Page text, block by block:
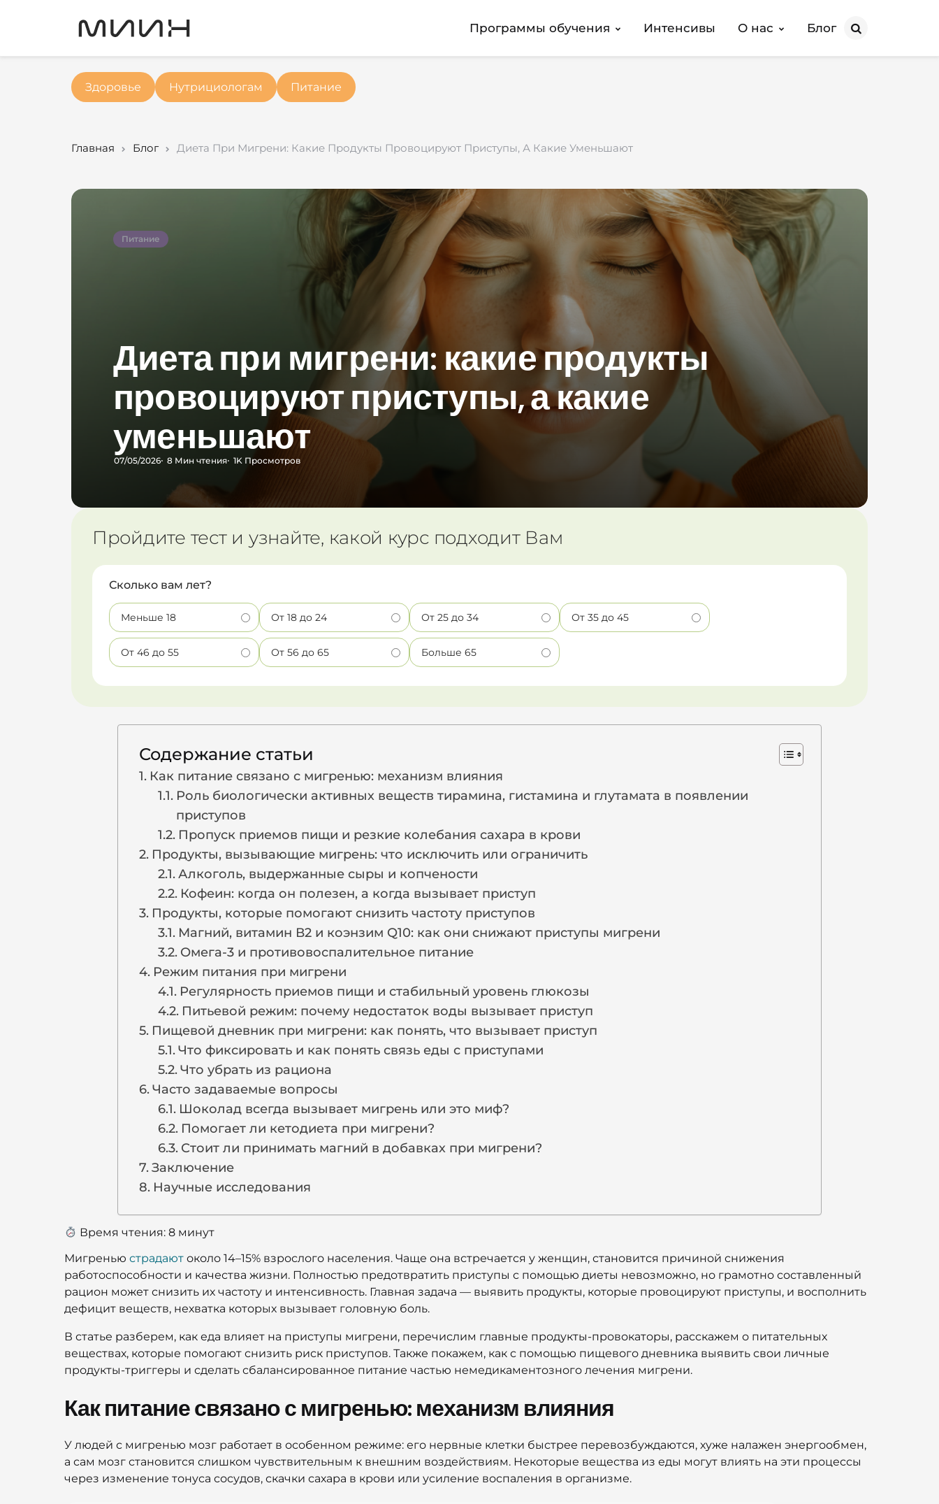
Программы обучения Интенсивы О нас Блог
Здоровье Нутрициологам Питание
Главная Блог Диета При Мигрени: Какие Продукты Провоцируют Приступы, А Какие Уменьшают
Питание
Диета при мигрени: какие продукты
провоцируют приступы, а какие
уменьшают
07/05/2026 8 Мин чтения 1K Просмотров
Пройдите тест и узнайте, какой курс подходит Вам
Сколько вам лет?
Меньше 18 От 18 до 24 От 25 до 34 От 35 до 45
От 46 до 55 От 56 до 65 Больше 65
Содержание статьи
Как питание связано с мигренью: механизм влияния
Роль биологически активных веществ тирамина, гистамина и глутамата в появлении
приступов
Пропуск приемов пищи и резкие колебания сахара в крови
Продукты, вызывающие мигрень: что исключить или ограничить
Алкоголь, выдержанные сыры и копчености
Кофеин: когда он полезен, а когда вызывает приступ
Продукты, которые помогают снизить частоту приступов
Магний, витамин В2 и коэнзим Q10: как они снижают приступы мигрени
Омега-3 и противовоспалительное питание
Режим питания при мигрени
Регулярность приемов пищи и стабильный уровень глюкозы
Питьевой режим: почему недостаток воды вызывает приступ
Пищевой дневник при мигрени: как понять, что вызывает приступ
Что фиксировать и как понять связь еды с приступами
Что убрать из рациона
Часто задаваемые вопросы
Шоколад всегда вызывает мигрень или это миф?
Помогает ли кетодиета при мигрени?
Стоит ли принимать магний в добавках при мигрени?
Заключение
Научные исследования
Время чтения: 8 минут
Мигренью страдают около 14–15% взрослого населения. Чаще она встречается у женщин, становится причиной снижения
работоспособности и качества жизни. Полностью предотвратить приступы с помощью диеты невозможно, но грамотно составленный
рацион может снизить их частоту и интенсивность. Главная задача — выявить продукты, которые провоцируют приступы, и восполнить
дефицит веществ, нехватка которых вызывает головную боль.
В статье разберем, как еда влияет на приступы мигрени, перечислим главные продукты-провокаторы, расскажем о питательных
веществах, которые помогают снизить риск приступов. Также покажем, как с помощью пищевого дневника выявить свои личные
продукты-триггеры и сделать сбалансированное питание частью немедикаментозного лечения мигрени.
Как питание связано с мигренью: механизм влияния
У людей с мигренью мозг работает в особенном режиме: его нервные клетки быстрее перевозбуждаются, хуже налажен энергообмен,
а сам мозг становится слишком чувствительным к внешним воздействиям. Некоторые вещества из еды могут влиять на эти процессы
через изменение тонуса сосудов, скачки сахара в крови или усиление воспаления в организме.